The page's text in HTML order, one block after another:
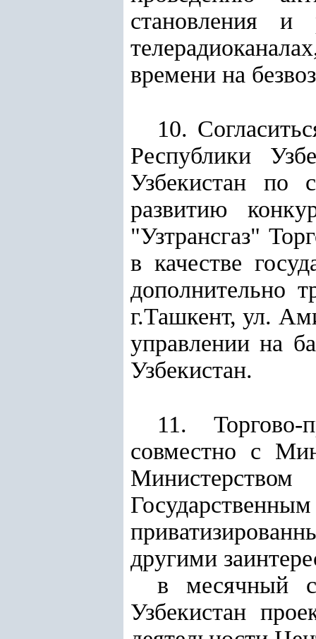
становления и
времени на
10.
Республики
Узбекистан по
развитию
"Узтрансгаз"
в качестве
дополнительно
г.Ташкент, ул.
управлении на
Узбекистан.
11. Торгово-
совместно с
другими
в месячный
Узбекистан